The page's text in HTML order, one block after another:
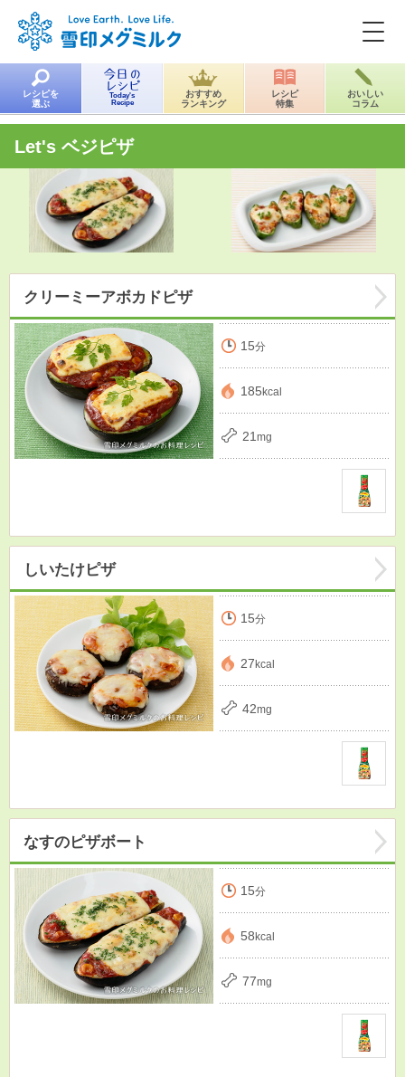
レシピを
選ぶ
Today's
Recipe
おすすめ
ランキング
レシピ
特集
おいしい
コラム
Let's ベジピザ
クリーミーアボカドピザ
15分
185 kcal
21 mg
しいたけピザ
15分
27 kcal
42mg
なすのピザボート
15分
58 kcal
77mg